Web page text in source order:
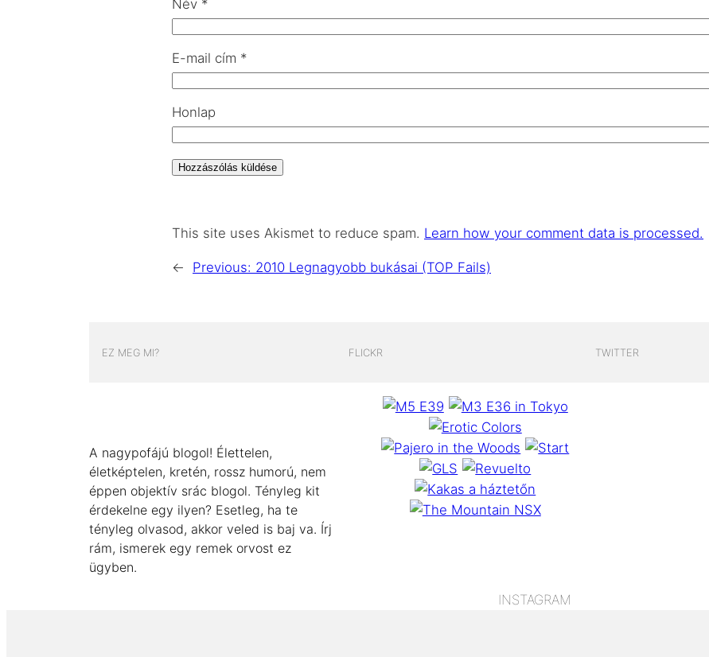
Név *
E-mail cím *
Honlap
This site uses Akismet to reduce spam. Learn how your comment data is processed.
← Previous: 2010 Legnagyobb bukásai (TOP Fails)
EZ MEG MI?
A nagypofájú blogol! Élettelen,
életképtelen, kretén, rossz humorú, nem
éppen objektív srác blogol. Tényleg kit
érdekelne egy ilyen? Esetleg, ha te
tényleg olvasod, akkor veled is baj va. Írj
rám, ismerek egy remek orvost ez
ügyben.
FLICKR TWITTER
INSTAGRAM